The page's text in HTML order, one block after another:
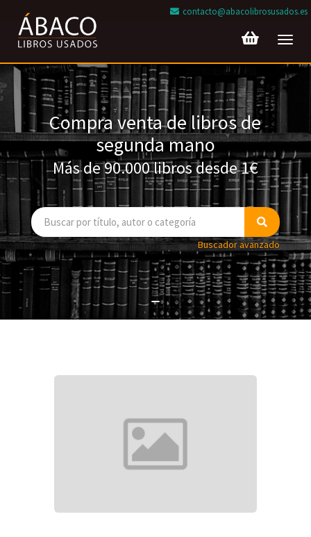
contacto@abacolibrosusados.es
Compra venta de libros de
segunda mano
Más de 90.000 libros desde 1€
Buscador avanzado